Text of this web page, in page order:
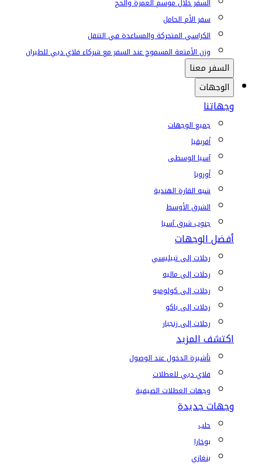
السفر خلال موسم العمرة والحج
سفر الأم الحامل
الكراسي المتحركة والمساعدة في التنقل
وزن الأمتعة المسموح عند السفر مع شركاء فلاي دبي للطيران
السفر معنا
الوجهات
وجهاتنا
جميع الوجهات
أفريقيا
آسيا الوسطى
أوروبا
شبه القارة الهندية
الشرق الأوسط
جنوب شرق آسيا
أفضل الوجهات
رحلات إلى تبيليسي
رحلات إلى ماليه
رحلات إلى كولومبو
رحلات إلى باكو
رحلات إلى زنجبار
اكتشف المزيد
تأشيرة الدخول عند الوصول
فلاي دبي للعطلات
وجهات العطلات الصيفية
وجهات جديدة
حلب
بوخارا
بنغازي